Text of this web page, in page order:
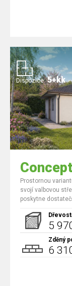
Dispozice: 5+kk
Prostornou
svojí valbovou
poskytne
5
Zděný
6